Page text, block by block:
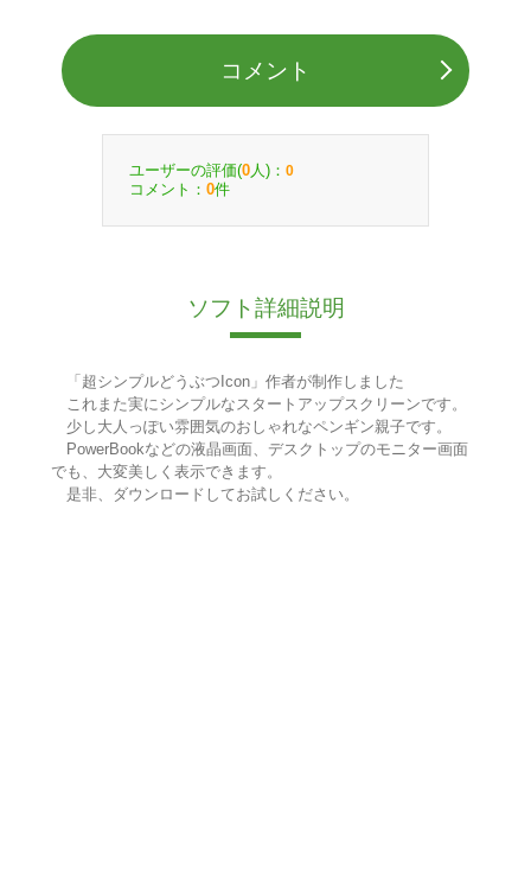
コメント
ユーザーの評価(0 人)： 0
コメント： 0件
ソフト詳細説明
「超シンプルどうぶつIcon」作者が制作しました
これまた実にシンプルなスタートアップスクリーンです。
少し大人っぽい雰囲気のおしゃれなペンギン親子です。
PowerBookなどの液晶画面、デスクトップのモニター画面
でも、大変美しく表示できます。
是非、ダウンロードしてお試しください。